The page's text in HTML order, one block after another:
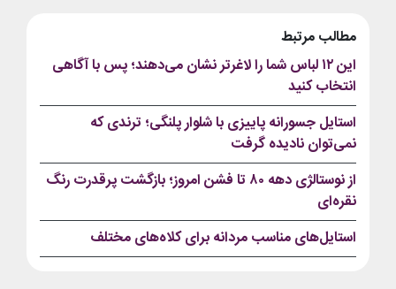
مطالب مرتبط
این ۱۲ لباس شما را لاغرتر نشان می‌دهند؛ پس با آگاهی
انتخاب کنید
استایل جسورانه پاییزی با شلوار پلنگی؛ ترندی که
نمی‌توان نادیده گرفت
از نوستالژی دهه ۸۰ تا فشن امروز؛ بازگشت پرقدرت رنگ
نقره‌ای
استایل‌های مناسب مردانه برای کلاه‌های مختلف